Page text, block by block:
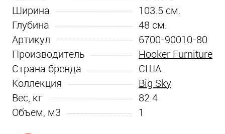
Ширина
103.5 см.
Глубина
48 см.
Артикул
6700-90010-80
Производитель
Hooker Furniture
Страна бренда
США
Коллекция
Big Sky
Вес, кг
82.4
Объем, м3
1